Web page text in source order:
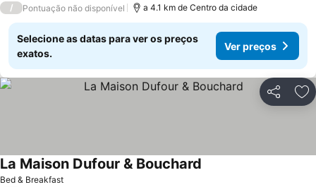
/ Pontuação não disponível a 4.1 km de Centro da cidade
Selecione as datas para ver os preços
exatos.
Ver preços
Partilhar
Bed & Breakfast
La Maison Dufour & Bouchard